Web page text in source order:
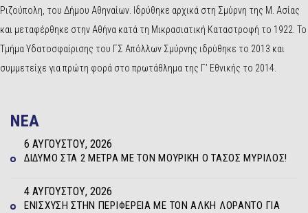
Ριζούπολη, του Δήμου Αθηναίων. Ιδρύθηκε αρχικά στη Σμύρνη της Μ. Ασίας
και μεταφέρθηκε στην Αθήνα κατά τη Μικρασιατική Καταστροφή το 1922. Το
Τμήμα Υδατοσφαίρισης του ΓΣ Απόλλων Σμύρνης ιδρύθηκε το 2013 και
συμμετείχε για πρώτη φορά στο πρωτάθλημα της Γ’ Εθνικής το 2014.
NEA
ΔΊΔΥΜΟ ΣΤΑ 2 ΜΈΤΡΑ ΜΕ ΤΟΝ ΜΟΥΡΊΚΗ Ο ΤΆΣΟΣ ΜΥΡΊΛΟΣ!
6 ΑΥΓΟΎΣΤΟΥ, 2026
ΕΝΊΣΧΥΣΗ ΣΤΗΝ ΠΕΡΙΦΈΡΕΙΑ ΜΕ ΤΟΝ ΆΛΚΗ ΛΟΡΆΝΤΟ ΓΙΑ
4 ΑΥΓΟΎΣΤΟΥ, 2026